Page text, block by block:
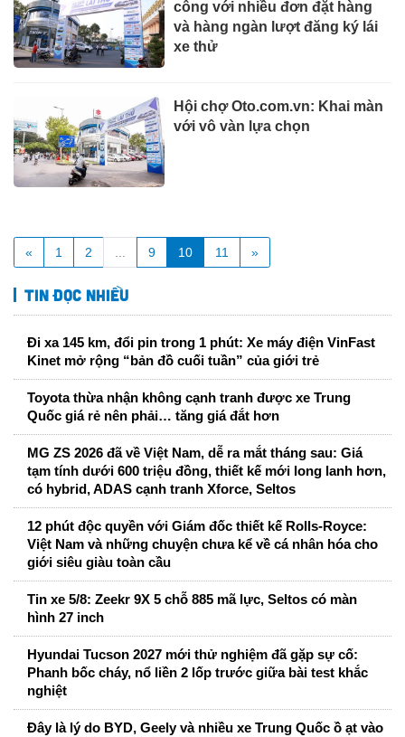
công với nhiều đơn đặt hàng
và hàng ngàn lượt đăng ký lái
xe thử
Hội chợ Oto.com.vn: Khai màn
với vô vàn lựa chọn
« 1 2 9 10 11 »
Tin đọc nhiều
Đi xa 145 km, đổi pin trong 1 phút: Xe máy điện VinFast
Kinet mở rộng “bản đồ cuối tuần” của giới trẻ
Toyota thừa nhận không cạnh tranh được xe Trung
Quốc giá rẻ nên phải… tăng giá đắt hơn
MG ZS 2026 đã về Việt Nam, dễ ra mắt tháng sau: Giá
tạm tính dưới 600 triệu đồng, thiết kế mới long lanh hơn,
có hybrid, ADAS cạnh tranh Xforce, Seltos
12 phút độc quyền với Giám đốc thiết kế Rolls-Royce:
Việt Nam và những chuyện chưa kể về cá nhân hóa cho
giới siêu giàu toàn cầu
Tin xe 5/8: Zeekr 9X 5 chỗ 885 mã lực, Seltos có màn
hình 27 inch
Hyundai Tucson 2027 mới thử nghiệm đã gặp sự cố:
Phanh bốc cháy, nổ liền 2 lốp trước giữa bài test khắc
nghiệt
Đây là lý do BYD, Geely và nhiều xe Trung Quốc ồ ạt vào